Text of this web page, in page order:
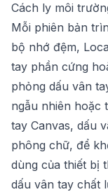
Cách ly môi
Mỗi phiên bản
bộ nhớ đệm,
tay phần cứng
phỏng dấu vân
ngẫu nhiên hoặc
tay Canvas, dấu
phông chữ, để
dùng của thiết bị
dấu vân tay chất